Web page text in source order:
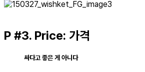
P #3. Price: 가격
싸다고 좋은 게 아니다